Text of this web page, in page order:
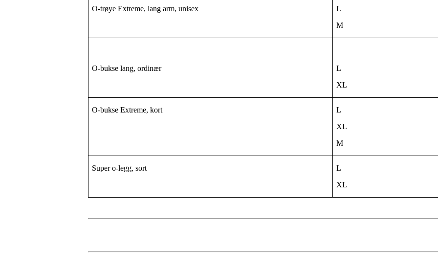
O-trøye Extreme, lang arm, unisex
L
M
O-bukse lang, ordinær
L
XL
O-bukse Extreme, kort
L
XL
M
Super o-legg, sort
L
XL